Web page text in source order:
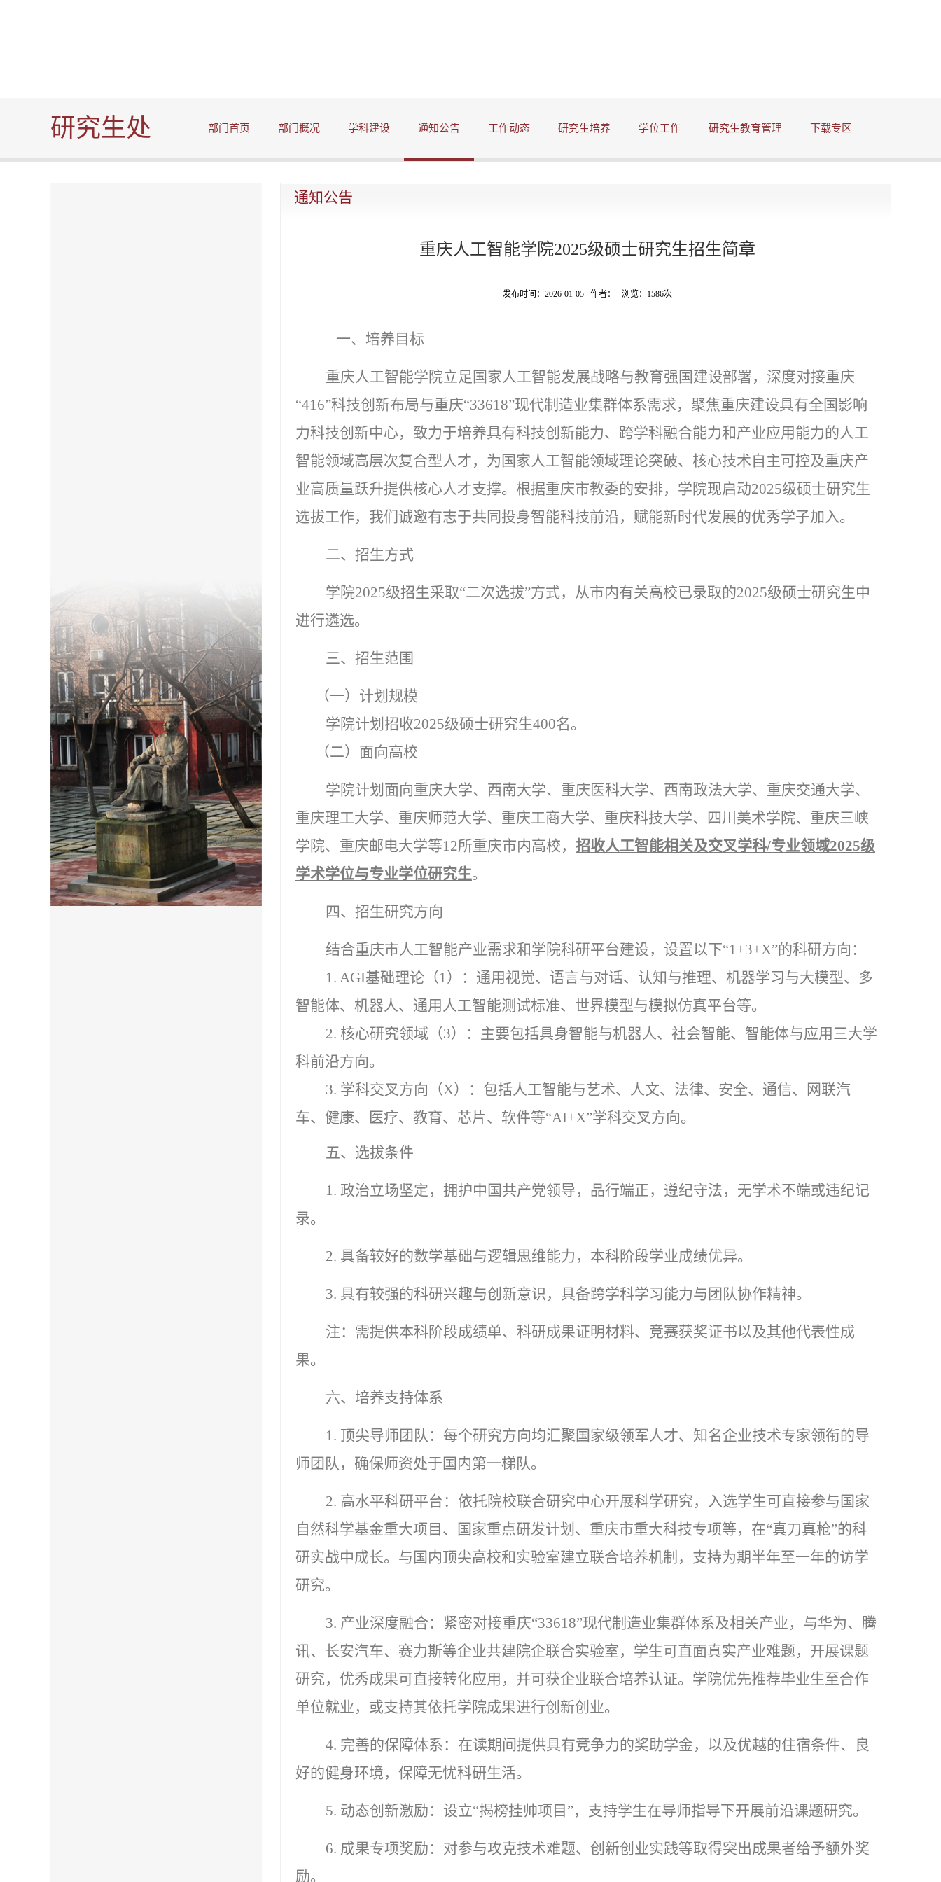
研究生处 部门首页 部门概况 学科建设 通知公告 工作动态 研究生培养 学位工作 研究生教育管理 下载专区
通知公告
重庆人工智能学院2025级硕士研究生招生简章
发布时间：2026-01-05 作者： 浏览： 1586次
一、培养目标
重庆人工智能学院立足国家人工智能发展战略与教育强国建设部署，深度对接重庆
“416”科技创新布局与重庆“33618”现代制造业集群体系需求，聚焦重庆建设具有全国影响
力科技创新中心， 致力于培养具有科技创新能力、跨学科融合能力和产业应用能力的人工
智能领域高层次复合型人才，为国家人工智能领域理论突破、核心技术自主可控及重庆产
业高质量跃升提供核心人才支撑。 根据重庆市教委的安排，学院现启动2025级硕士研究生
选拔工作，我们诚邀有志于共同投身智能科技前沿，赋能新时代发展的优秀学子加入。
二、招生方式
学院2025级招生采取“二次选拔”方式，从市内有关高校已录取的2025级硕士研究生中
进行遴选。
三、招生范围
（一）计划规模
学院计划招收2025级硕士研究生400名。
（二）面向高校
学院计划 面向重庆大学、西南大学、重庆医科大学、 西南政法大学、重庆交通大学、
重庆理工大学、重庆师范大学、重庆工商大学、重庆科技大学、四川美术学院、重庆三峡
学院、重庆邮电大学等12所重庆市内高校， 招收人工智能相关及交叉学科/专业领域2025级
学术学位与专业学位研究生。
四、招生研究方向
结合重庆市人工智能产业需求和学院科研平台建设，设置以下“1+3+X”的科研方向：
1. AGI基础理论 （1）：通用视觉、语言与对话、认知与推理、机器学习与大模型、多
智能体、机器人、通用人工智能测试标准、世界模型与模拟仿真平台等。
2. 核心研究领域（3）：主要包括具身智能与机器人、社会智能、智能体与应用三大学
科前沿方向。
3. 学科交叉方向（X）：包括人工智能与艺术、人文、法律、安全、通信、网联汽
车、健康、医疗、教育、芯片、软件等“AI+X”学科交叉方向。
五、选拔条件
1. 政治立场坚定，拥护中国共产党领导，品行端正，遵纪守法，无学术不端或违纪记
录。
2. 具备较好的数学基础与逻辑思维能力，本科阶段学业成绩优异。
3. 具有较强的科研兴趣与创新意识，具备跨学科学习能力与团队协作精神。
注：需提供本科阶段成绩单、科研成果证明材料、竞赛获奖证书以及其他代表性成
果。
六、培养支持体系
1. 顶尖导师团队：每个研究方向均汇聚国家级领军人才、知名企业技术专家领衔的导
师团队，确保师资处于国内第一梯队。
2. 高水平科研平台：依托院校联合研究中心开展科学研究，入选学生可直接参与国家
自然科学基金重大项目、国家重点研发计划、重庆市重大科技专项等，在“真刀真枪”的科
研实战中成长。与国内顶尖高校和实验室建立联合培养机制，支持为期半年至一年的访学
研究。
3. 产业深度融合：紧密对接重庆“33618”现代制造业集群体系及相关产业，与华为、腾
讯、长安汽车、赛力斯等企业共建院企联合实验室，学生可直面真实产业难题，开展课题
研究，优秀成果可直接转化应用，并可获企业联合培养认证。学院优先推荐毕业生至合作
单位就业，或支持其依托学院成果进行创新创业。
4. 完善的保障体系：在读期间提供具有竞争力的奖助学金，以及优越的住宿条件、良
好的健身环境，保障无忧科研生活。
5. 动态创新激励：设立“揭榜挂帅项目”， 支持学生在导师指导下开展前沿课题研究。
6. 成果专项奖励：对参与攻克技术难题、创新创业实践等取得突出成果者给予额外奖
励。